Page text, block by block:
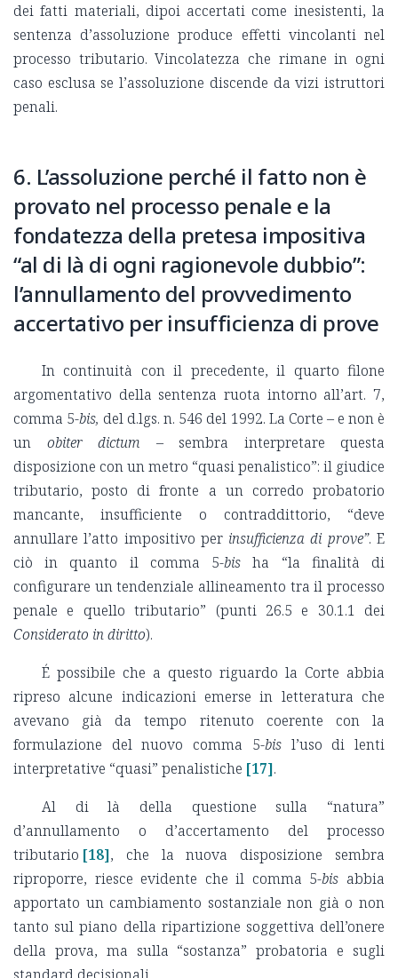
dei fatti materiali, dipoi accertati come inesistenti, la
sentenza d’assoluzione produce effetti vincolanti nel
processo tributario. Vincolatezza che rimane in ogni
caso esclusa se l’assoluzione discende da vizi istruttori
penali.
6. L’assoluzione perché il fatto non è
provato nel processo penale e la
fondatezza della pretesa impositiva
“al di là di ogni ragionevole dubbio”:
l’annullamento del provvedimento
accertativo per insufficienza di prove
In continuità con il precedente, il quarto filone
argomentativo della sentenza ruota intorno all’art. 7,
comma 5-bis, del d.lgs. n. 546 del 1992. La Corte – e non è
un obiter dictum – sembra interpretare questa
disposizione con un metro “quasi penalistico”: il giudice
tributario, posto di fronte a un corredo probatorio
mancante, insufficiente o contraddittorio, “deve
annullare l’atto impositivo per insufficienza di prove”. E
ciò in quanto il comma 5-bis ha “la finalità di
configurare un tendenziale allineamento tra il processo
penale e quello tributario” (punti 26.5 e 30.1.1 dei
Considerato in diritto).
É possibile che a questo riguardo la Corte abbia
ripreso alcune indicazioni emerse in letteratura che
avevano già da tempo ritenuto coerente con la
formulazione del nuovo comma 5-bisl’uso di lenti
interpretative “quasi” penalistiche [17].
Al di là della questione sulla “natura”
d’annullamento o d’accertamento del processo
tributario [18], che la nuova disposizione sembra
riproporre, riesce evidente che il comma 5-bis abbia
apportato un cambiamento sostanziale non già o non
tanto sul piano della ripartizione soggettiva dell’onere
della prova, ma sulla “sostanza” probatoria e sugli